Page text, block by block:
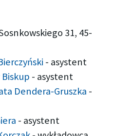
31, 45-
- asystent
Biskup - asystent
Dendera-Gruszka -
- asystent